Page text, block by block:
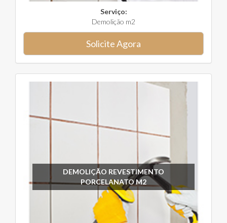
Serviço:
Demolição m2
Solicite Agora
DEMOLIÇÃO REVESTIMENTO
PORCELANATO M2